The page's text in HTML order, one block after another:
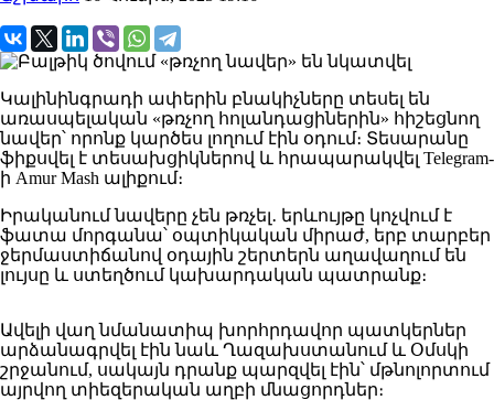
Կալինինգրադի ափերին բնակիչները տեսել են
առասպելական «թռչող հոլանդացիներին» հիշեցնող
նավեր՝ որոնք կարծես լողում էին օդում։ Տեսարանը
ֆիքսվել է տեսախցիկներով և հրապարակվել Telegram-
ի Amur Mash ալիքում։
Իրականում նավերը չեն թռչել․ երևույթը կոչվում է
ֆատա մորգանա՝ օպտիկական միրաժ, երբ տարբեր
ջերմաստիճանով օդային շերտերն աղավաղում են
լույսը և ստեղծում կախարդական պատրանք։
Ավելի վաղ նմանատիպ խորհրդավոր պատկերներ
արձանագրվել էին նաև Ղազախստանում և Օմսկի
շրջանում, սակայն դրանք պարզվել էին՝ մթնոլորտում
այրվող տիեզերական աղբի մնացորդներ։